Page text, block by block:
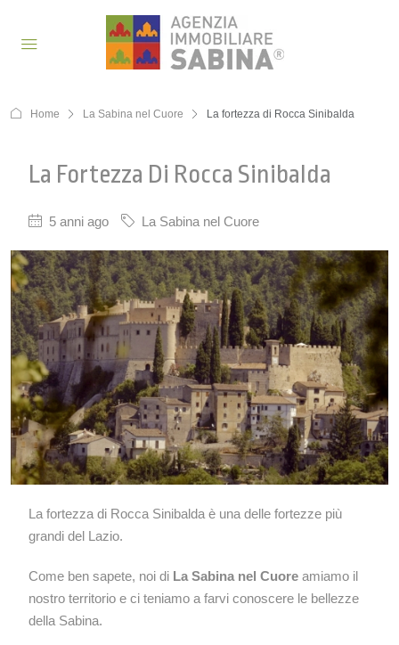
Home La Sabina nel Cuore La fortezza di Rocca Sinibalda
La Fortezza Di Rocca Sinibalda
5 anni ago La Sabina nel Cuore
La fortezza di Rocca Sinibalda è una delle fortezze più
grandi del Lazio.
Come ben sapete, noi di La Sabina nel Cuore amiamo il
nostro territorio e ci teniamo a farvi conoscere le bellezze
della Sabina.